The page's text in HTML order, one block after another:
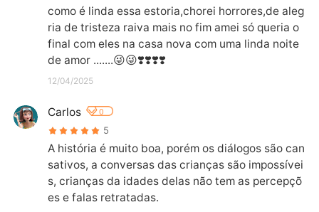
como é linda essa estoria,chorei horrores,de aleg
ria de tristeza raiva mais no fim amei só queria o
final com eles na casa nova com uma linda noite
de amor .......😜😜❣️❣️❣️❣️
12/04/2025
Carlos 0
5
A história é muito boa, porém os diálogos são can
sativos, a conversas das crianças são impossívei
s, crianças da idades delas não tem as percepçõ
es e falas retratadas.